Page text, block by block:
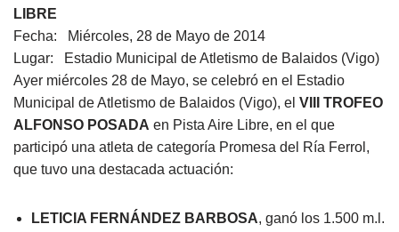
LIBRE
Fecha: Miércoles, 28 de Mayo de 2014
Lugar: Estadio Municipal de Atletismo de Balaidos (Vigo)
Ayer miércoles 28 de Mayo, se celebró en el Estadio
Municipal de Atletismo de Balaidos (Vigo), el VIII TROFEO
ALFONSO POSADA en Pista Aire Libre, en el que
participó una atleta de categoría Promesa del Ría Ferrol,
que tuvo una destacada actuación:
LETICIA FERNÁNDEZ BARBOSA​, ganó los 1.500 m.l.